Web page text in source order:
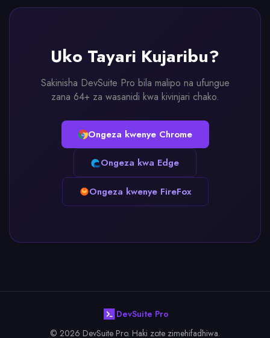
Uko Tayari Kujaribu?
Sakinisha DevSuite Pro bila malipo na ufungue
zana 64+ za wasanidi kwa kivinjari chako.
Ongeza kwenye Chrome
Ongeza kwa Edge
Ongeza kwenye FireFox
DevSuite Pro
© 2026 DevSuite Pro. Haki zote zimehifadhiwa.